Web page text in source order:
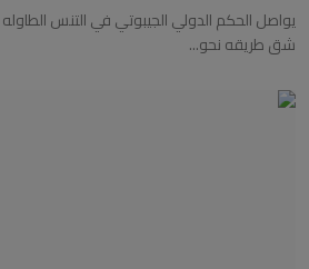
يواصل الحكم الدولي الجيبوتي في التنس
شق طريقه نحو...